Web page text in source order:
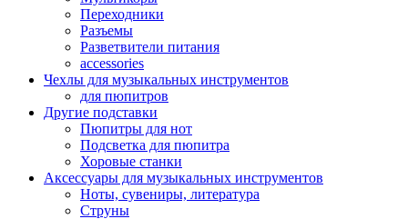
Переходники
Разъемы
Разветвители питания
accessories
Чехлы для музыкальных инструментов
для пюпитров
Другие подставки
Пюпитры для нот
Подсветка для пюпитра
Хоровые станки
Аксессуары для музыкальных инструментов
Ноты, сувениры, литература
Струны